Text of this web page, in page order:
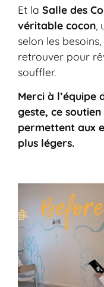
Et la Salle des
véritable cocon
selon les
retrouver pour
souffler.
Merci à l’équipe
geste, ce
permettent aux
plus légers.